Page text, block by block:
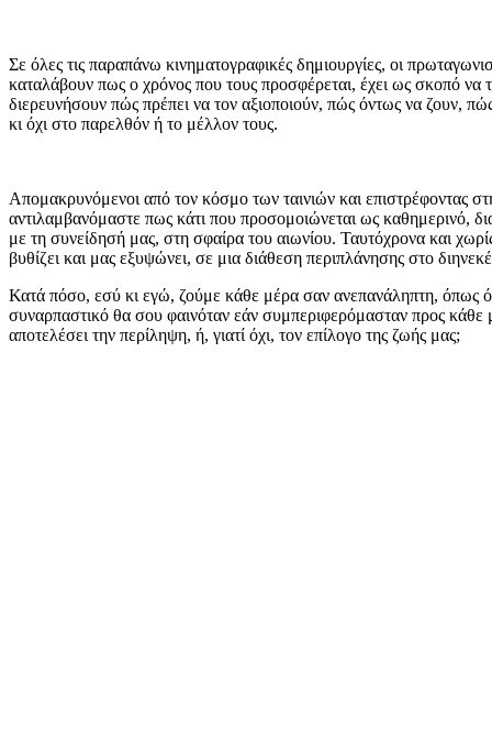
Σε όλες τις παραπάνω κινηματογραφικές δημιουργίες, οι
καταλάβουν πως ο χρόνος που τους προσφέρεται, έχει ως σκοπό να
διερευνήσουν πώς πρέπει να τον αξιοποιούν, πώς όντως να ζουν,
κι όχι στο παρελθόν ή το μέλλον τους.
Απομακρυνόμενοι από τον κόσμο των ταινιών και επιστρέφοντας
αντιλαμβανόμαστε πως κάτι που προσομοιώνεται ως καθημερινό,
με τη συνείδησή μας, στη σφαίρα του αιωνίου. Ταυτόχρονα και
βυθίζει και μας εξυψώνει, σε μια διάθεση περιπλάνησης στο
Κατά πόσο, εσύ κι εγώ, ζούμε κάθε μέρα σαν ανεπανάληπτη, όπως
συναρπαστικό θα σου φαινόταν εάν συμπεριφερόμασταν προς κάθε
αποτελέσει την περίληψη, ή, γιατί όχι, τον επίλογο της ζωής μας;